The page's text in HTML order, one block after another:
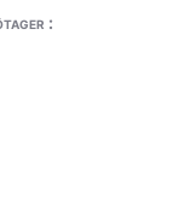
: